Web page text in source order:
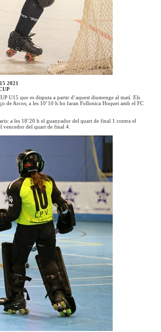
2021
U15 que es disputa a partir d’aquest diumenge al matí. Els
de Arcos; a les 10’10 h ho faran Follonica Hoquei amb el FC
a les 18’20 h el guanyador del quart de final 1 contra el
vencedor del quart de final 4.